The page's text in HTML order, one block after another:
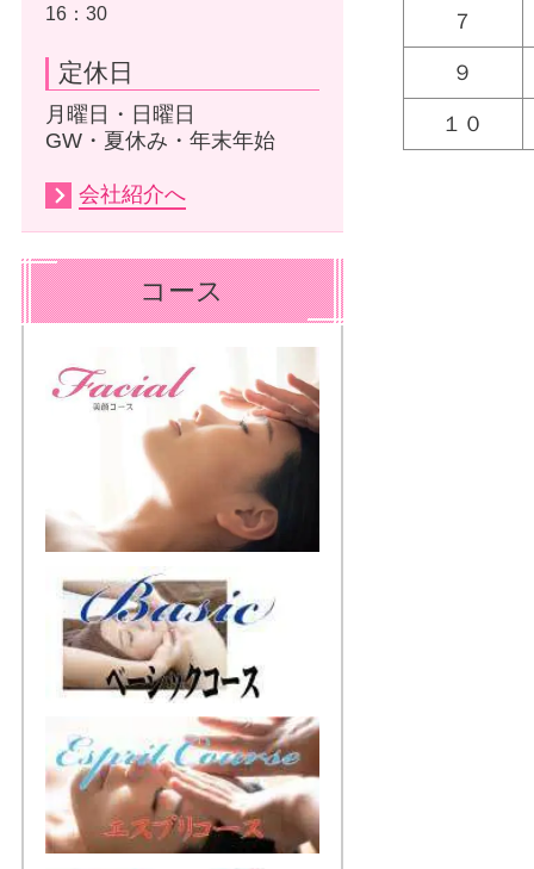
７
９
１０
16：30
定休日
月曜日・日曜日
GW・夏休み・年末年始
会社紹介へ
コース